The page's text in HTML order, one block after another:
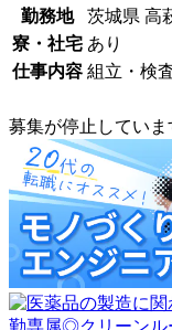
勤務地
茨城県 高
寮・社宅 あり
仕事内容 組立・検
募集が停止していま